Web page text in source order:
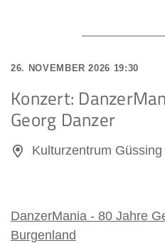
26. NOVEMBER 2026 19:30
Konzert:
Georg Danzer
Kulturzentrum Güssing
DanzerMania - 80 Jahre
Burgenland